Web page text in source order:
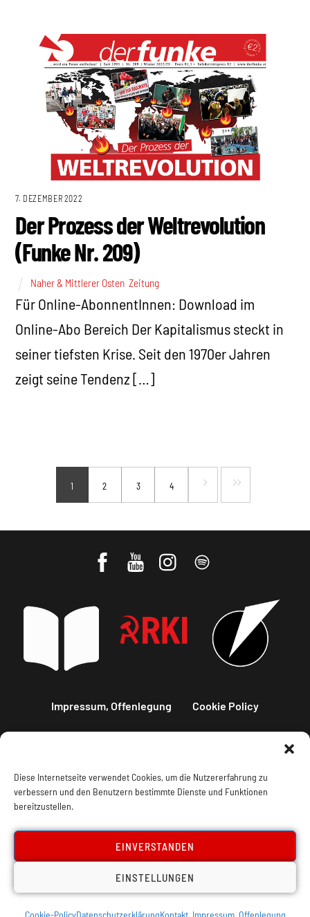
Diese Internetseite verwendet Cookies, um die Nutzererfahrung zu
verbessern und den Benutzern bestimmte Dienste und Funktionen
bereitzustellen.
EINVERSTANDEN
EINSTELLUNGEN
7. DEZEMBER 2022
Der Prozess der Weltrevolution
(Funke Nr. 209)
Naher & Mittlerer Osten ,Zeitung
Für Online-AbonnentInnen: Download im
Online-Abo Bereich Der Kapitalismus steckt in
seiner tiefsten Krise. Seit den 1970er Jahren
zeigt seine Tendenz […]
1 2 3 4
Impressum, Offenlegung Cookie Policy